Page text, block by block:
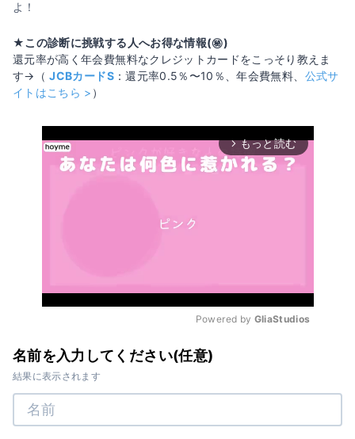
よ！
★この診断に挑戦する人へお得な情報(㊙️)
還元率が高く年会費無料なクレジットカードをこっそり教えま
す→（JCBカードS：還元率0.5％〜10％、年会費無料、 公式サ
イトはこちら > ）
arrow_forward_ios もっと読む
Powered by GliaStudios
名前を入力してください(任意)
結果に表示されます